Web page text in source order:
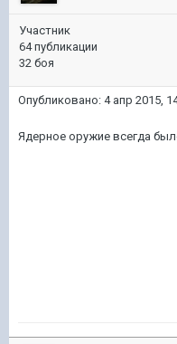
Участник
64 публикации
32 боя
Опубликовано: 4 апр 2015,
Ядерное оружие всегда